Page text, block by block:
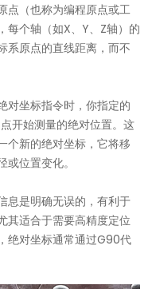
点（也称为编程原点或工
每个轴（如X、Y、Z轴）的
系原点的直线距离，而不
坐标指令时，你指定的
开始测量的绝对位置。这
个新的绝对坐标，它将移
位置变化。
是明确无误的，有利于
其适合于需要高精度定位
绝对坐标通常通过G90代